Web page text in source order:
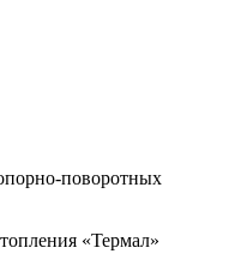
поворотных
«Термал»